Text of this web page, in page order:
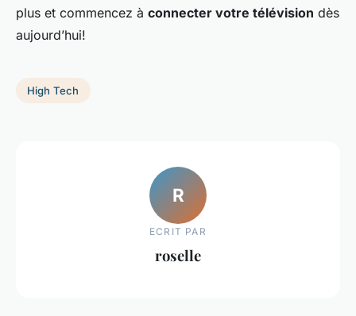
plus et commencez à connecter votre télévision dès
aujourd’hui!
High Tech
R
ECRIT PAR
roselle